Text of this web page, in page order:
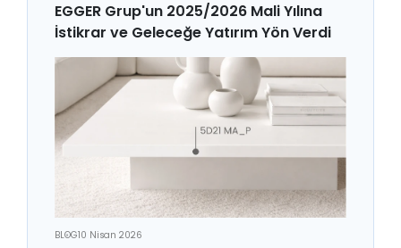
EGGER Grup'un 2025/2026 Mali Yılına
İstikrar ve Geleceğe Yatırım Yön Verdi
BLOG10 Nisan 2026